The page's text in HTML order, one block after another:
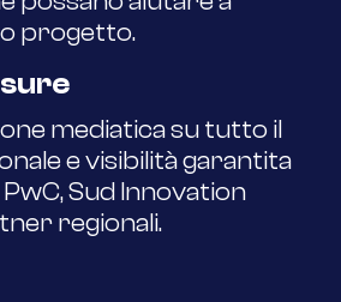
progetto.
mediatica su tutto il
e visibilità garantita
Sud Innovation
regionali.